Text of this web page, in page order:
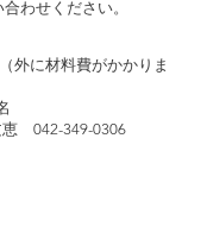
わせください。
外に材料費がかかりま
恵 042-349-0306